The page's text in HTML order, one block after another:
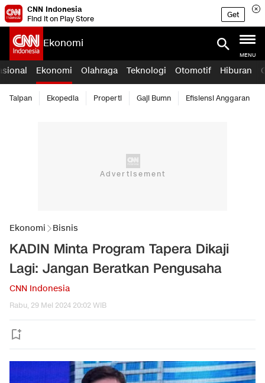
CNN Indonesia
Find it on Play Store
Get
Ekonomi
MENU
Ekonomi Olahraga Teknologi Otomotif Hiburan
Taipan Ekopedia Properti Gaji Bumn Efisiensi Anggaran
Ekonomi Bisnis
KADIN Minta Program Tapera Dikaji
Lagi: Jangan Beratkan Pengusaha
CNN Indonesia
Rabu, 29 Mei 2024 20:02 WIB